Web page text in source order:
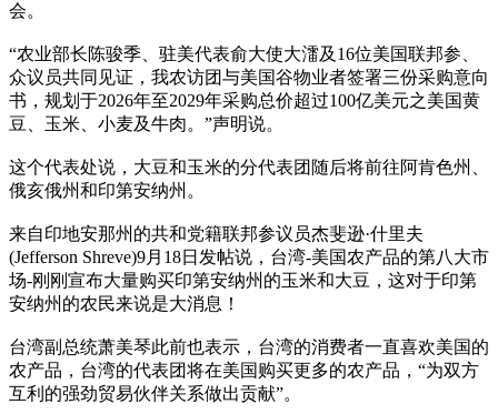
会。
“农业部长陈骏季、驻美代表俞大使大㵢及16位美国联邦参、
众议员共同见证，我农访团与美国谷物业者签署三份采购意向
书，规划于2026年至2029年采购总价超过100亿美元之美国黄
豆、玉米、小麦及牛肉。”声明说。
这个代表处说，大豆和玉米的分代表团随后将前往阿肯色州、
俄亥俄州和印第安纳州。
来自印地安那州的共和党籍联邦参议员杰斐逊·什里夫
(Jefferson Shreve)9月18日发帖说，台湾-美国农产品的第八大市
场-刚刚宣布大量购买印第安纳州的玉米和大豆，这对于印第
安纳州的农民来说是大消息！
台湾副总统萧美琴此前也表示，台湾的消费者一直喜欢美国的
农产品，台湾的代表团将在美国购买更多的农产品，“为双方
互利的强劲贸易伙伴关系做出贡献”。